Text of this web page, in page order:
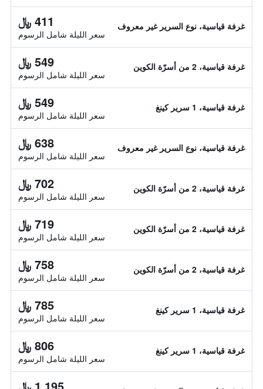
غرفة قياسية، نوع السرير غير معروف 411 ﷼
سعر الليلة شامل الرسوم
غرفة قياسية، 2 من أسرّة الكوين 549 ﷼
سعر الليلة شامل الرسوم
غرفة قياسية، 1 سرير كينغ 549 ﷼
سعر الليلة شامل الرسوم
غرفة قياسية، نوع السرير غير معروف 638 ﷼
سعر الليلة شامل الرسوم
غرفة قياسية، 2 من أسرّة الكوين 702 ﷼
سعر الليلة شامل الرسوم
غرفة قياسية، 2 من أسرّة الكوين 719 ﷼
سعر الليلة شامل الرسوم
غرفة قياسية، 2 من أسرّة الكوين 758 ﷼
سعر الليلة شامل الرسوم
غرفة قياسية، 1 سرير كينغ 785 ﷼
سعر الليلة شامل الرسوم
غرفة قياسية، 1 سرير كينغ 806 ﷼
سعر الليلة شامل الرسوم